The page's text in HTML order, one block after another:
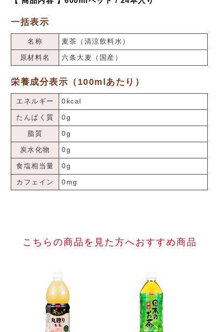
一括表示
名称 麦茶（清涼飲料水）
原材料名 六条大麦（国産）
栄養成分表示（100mlあたり）
エネルギー 0kcal
たんぱく質 0g
脂質 0g
炭水化物 0g
食塩相当量 0g
カフェイン 0mg
こちらの商品を見た方へおすすめ商品